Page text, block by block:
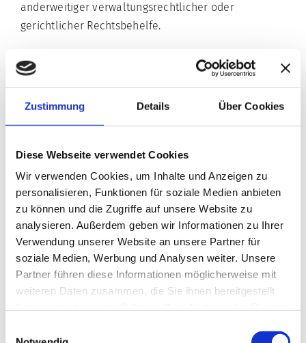
Zustimmung Details Über Cookies
Diese Webseite verwendet Cookies
Wir verwenden Cookies, um Inhalte und Anzeigen zu
personalisieren, Funktionen für soziale Medien anbieten
zu können und die Zugriffe auf unsere Website zu
analysieren. Außerdem geben wir Informationen zu Ihrer
Verwendung unserer Website an unsere Partner für
soziale Medien, Werbung und Analysen weiter. Unsere
Partner führen diese Informationen möglicherweise mit
weiteren Daten zusammen, die Sie ihnen bereitgestellt
anderweitiger verwaltungsrechtlicher oder
gerichtlicher Rechtsbehelfe.
Recht auf Daten­übertrag­barkeit
Sie haben das Recht, Daten, die wir auf Grundlage
Ihrer Einwilligung oder in Erfüllung eines Vertrags
automatisiert verarbeiten, an sich oder an einen
Übertragung der Daten an einen anderen
Verantwortlichen verlangen, erfolgt dies nur, soweit
es technisch machbar ist.
Auskunft, Berichtigung und Löschung
Sie haben im Rahmen der geltenden gesetzlichen
personenbezogenen Daten, deren Herkunft und